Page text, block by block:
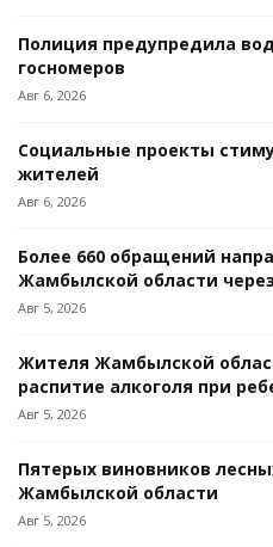
Полиция предупредила
госномеров
Авг 6, 2026
Социальные проекты
жителей
Авг 6, 2026
Более 660 обращений
Жамбылской области
Авг 5, 2026
Жителя Жамбылской
распитие алкоголя при
Авг 5, 2026
Пятерых виновников
Жамбылской области
Авг 5, 2026